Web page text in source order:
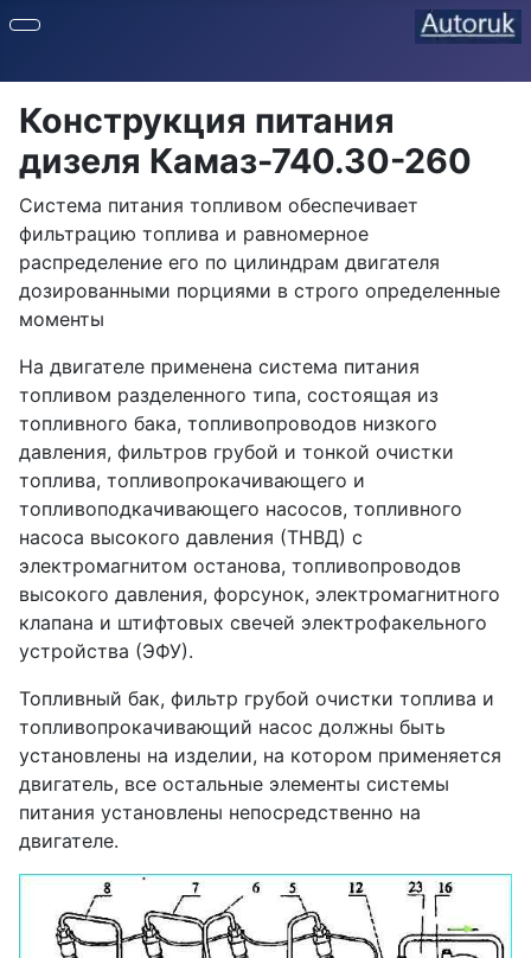
Конструкция питания
дизеля Камаз-740.30-260
Система питания топливом обеспечивает
фильтрацию топлива и равномерное
распределение его по цилиндрам двигателя
дозированными порциями в строго определенные
моменты
На двигателе применена система питания
топливом разделенного типа, состоящая из
топливного бака, топливопроводов низкого
давления, фильтров грубой и тонкой очистки
топлива, топливопрокачивающего и
топливоподкачивающего насосов, топливного
насоса высокого давления (ТНВД) с
электромагнитом останова, топливопроводов
высокого давления, форсунок, электромагнитного
клапана и штифтовых свечей электрофакельного
устройства (ЭФУ).
Топливный бак, фильтр грубой очистки топлива и
топливопрокачивающий насос должны быть
установлены на изделии, на котором применяется
двигатель, все остальные элементы системы
питания установлены непосредственно на
двигателе.